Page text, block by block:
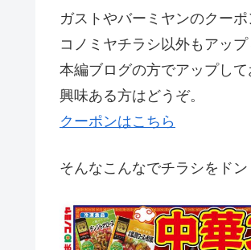
ガストやバーミヤンのクー
コノミヤチラシ以外もアップ
本編ブログの方でアップして
興味ある方はどうぞ。
クーポンはこちら
そんなこんなでチラシをドン